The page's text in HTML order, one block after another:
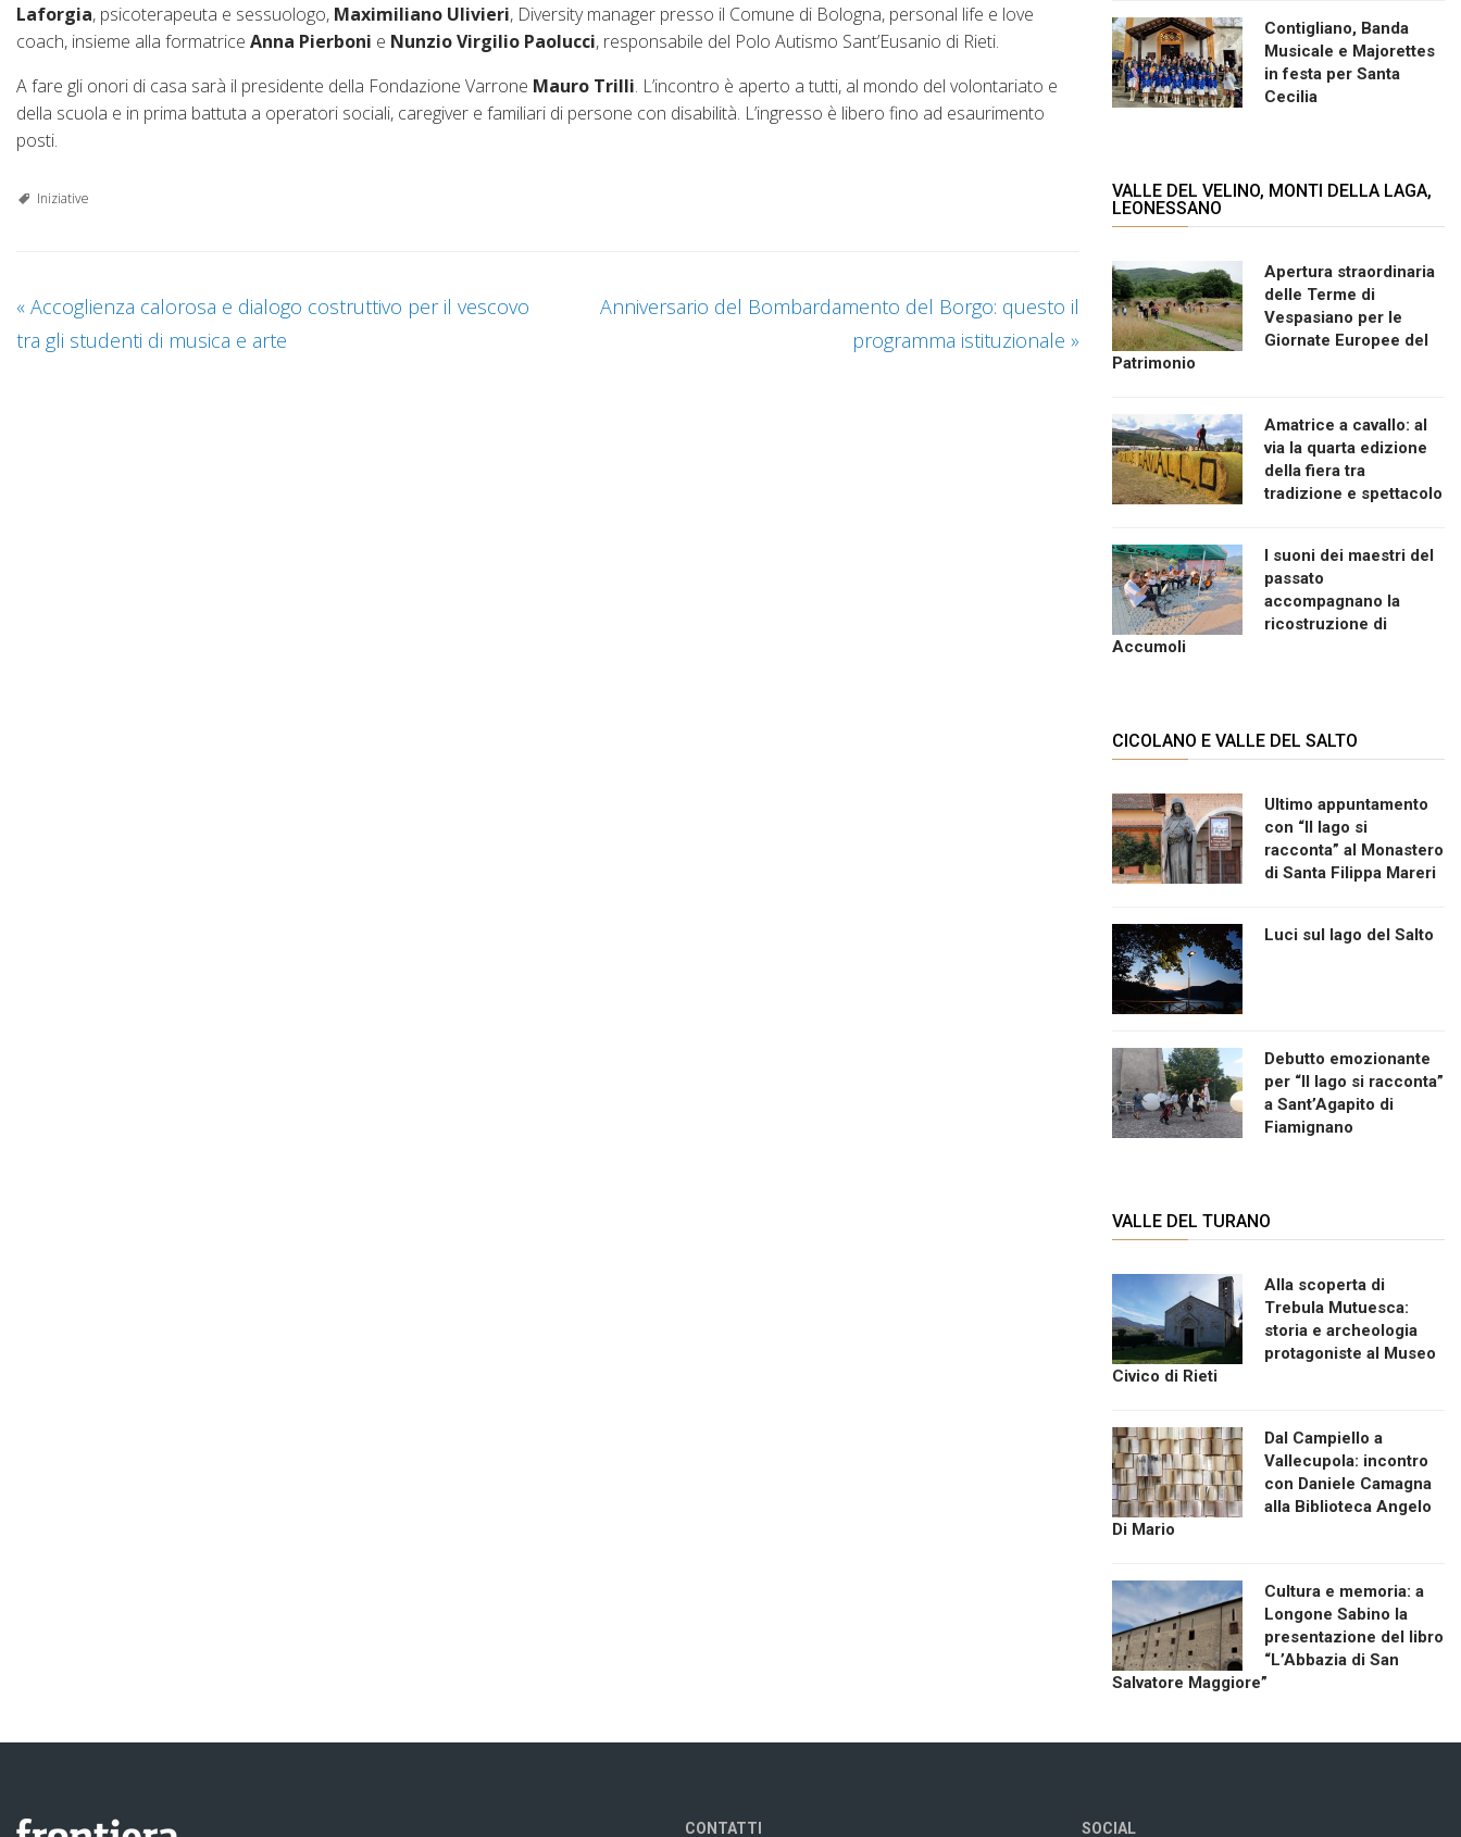
Laforgia, psicoterapeuta e sessuologo, Maximiliano Ulivieri, Diversity manager presso il Comune di Bologna, personal life e love
coach, insieme alla formatrice Anna Pierboni e Nunzio Virgilio Paolucci, responsabile del Polo Autismo Sant’Eusanio di Rieti.
A fare gli onori di casa sarà il presidente della Fondazione Varrone Mauro Trilli. L’incontro è aperto a tutti, al mondo del volontariato e
della scuola e in prima battuta a operatori sociali, caregiver e familiari di persone con disabilità. L’ingresso è libero fino ad esaurimento
posti.
Iniziative
« Accoglienza calorosa e dialogo costruttivo per il vescovo
tra gli studenti di musica e arte
Anniversario del Bombardamento del Borgo: questo il
programma istituzionale »
Contigliano, Banda
Musicale e Majorettes
in festa per Santa
Cecilia
VALLE DEL VELINO, MONTI DELLA LAGA,
LEONESSANO
Apertura straordinaria
delle Terme di
Vespasiano per le
Giornate Europee del
Patrimonio
Amatrice a cavallo: al
via la quarta edizione
della fiera tra
tradizione e spettacolo
I suoni dei maestri del
passato
accompagnano la
ricostruzione di
Accumoli
CICOLANO E VALLE DEL SALTO
Ultimo appuntamento
con “Il lago si
racconta” al Monastero
di Santa Filippa Mareri
Luci sul lago del Salto
Debutto emozionante
per “Il lago si racconta”
a Sant’Agapito di
Fiamignano
VALLE DEL TURANO
Alla scoperta di
Trebula Mutuesca:
storia e archeologia
protagoniste al Museo
Civico di Rieti
Dal Campiello a
Vallecupola: incontro
con Daniele Camagna
alla Biblioteca Angelo
Di Mario
Cultura e memoria: a
Longone Sabino la
presentazione del libro
“L’Abbazia di San
Salvatore Maggiore”
CONTATTI SOCIAL